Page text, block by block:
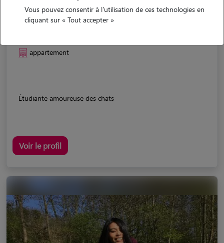
Leïla
appartement
Étudiante amoureuse des chats
Voir le profil
Vous pouvez consentir à l'utilisation de ces technologies en
cliquant sur « Tout accepter »